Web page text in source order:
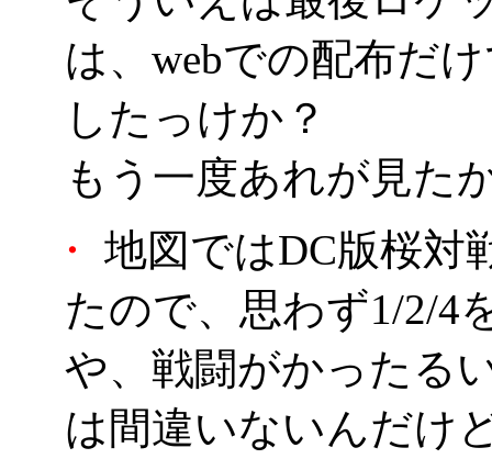
は、webでの配布だ
したっけか？
もう一度あれが見た
・
地図ではDC版桜対
たので、思わず1/2/
や、戦闘がかったる
は間違いないんだけ